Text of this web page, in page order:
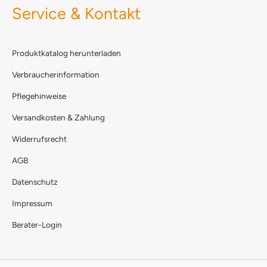
Service & Kontakt
Produktkatalog herunterladen
Verbraucherinformation
Pflegehinweise
Versandkosten & Zahlung
Widerrufsrecht
AGB
Datenschutz
Impressum
Berater-Login